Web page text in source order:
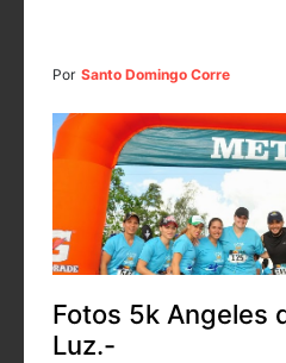
Por Santo Domingo Corre
Fotos 5k Angeles
Luz.-